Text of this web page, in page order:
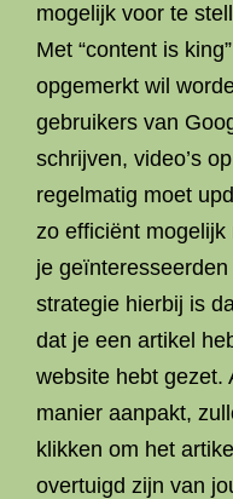
mogelijk voor te
Met “content is
opgemerkt wil
gebruikers van
schrijven, video’s
regelmatig moet
zo efficiënt
je
strategie hierbij is
dat je een artikel
website hebt gezet.
manier aanpakt,
klikken om het
overtuigd zijn van